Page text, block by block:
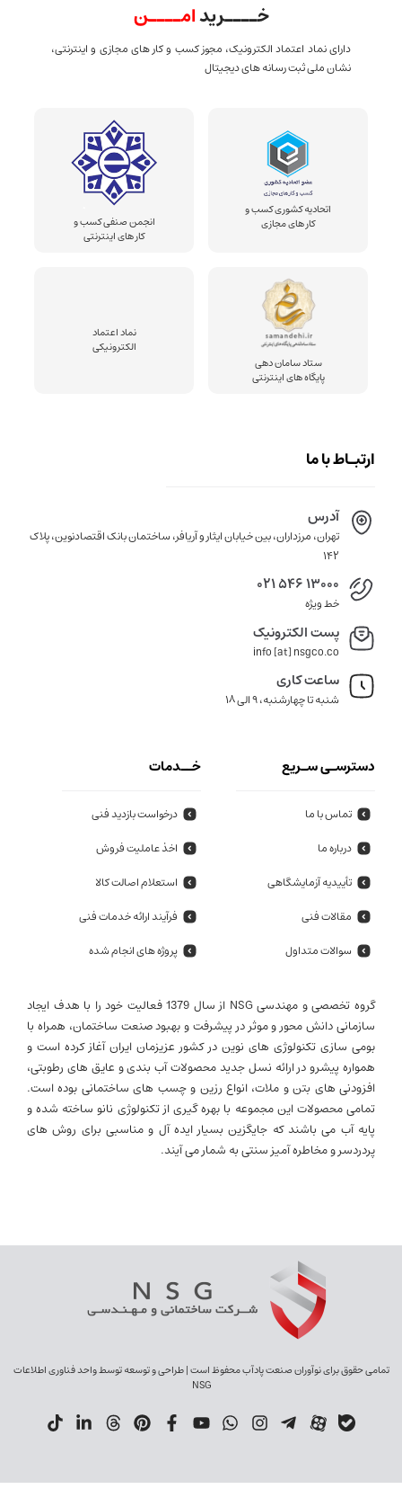
خــــریدامــــن
دارای نماد اعتماد الکترونیک، مجوز کسب و کار های مجازی و اینترنتی،
نشان ملی ثبت رسانه های دیجیتال
اتحادیه کشوری کسب و
کار های مجازی
انجمن صنفی کسب و
کار های اینترنتی
ستاد سامان دهی
پایگاه های اینترنتی
نماد اعتماد
الکترونیکی
ارتبـاط با ما
آدرس
تهران، مرزداران، بین خیابان ایثار و آریافر، ساختمان بانک اقتصادنوین، پلاک
142
021 546 13000
خط ویژه
پست الکترونیک
info [at] nsgco.co
ساعت کاری
شنبه تا چهارشنبه، 9 الی 18
دسترسـی سـریع
تماس با ما
درباره ما
تأییدیه آزمایشگاهی
مقالات فنی
سوالات متداول
خــدمات
درخواست بازدید فنی
اخذ عاملیت فروش
استعلام اصالت کالا
فرآیند ارائه خدمات فنی
پروژه های انجام شده
گروه تخصصی و مهندسی NSG از سال 1379 فعالیت خود را با هدف ایجاد
سازمانی دانش محور و موثر در پیشرفت و بهبود صنعت ساختمان، همراه با
بومی سازی تکنولوژی های نوین در کشور عزیزمان ایران آغاز کرده است و
همواره پیشرو در ارائه نسل جدید محصولات آب بندی و عایق های رطوبتی،
افزودنی های بتن و ملات، انواع رزین و چسب های ساختمانی بوده است.
تمامی محصولات این مجموعه با بهره گیری از تکنولوژی نانو ساخته شده و
پایه آب می باشند که جایگزین بسیار ایده آل و مناسبی برای روش های
پردردسر و مخاطره آمیز سنتی به شمار می آیند.
تمامی حقوق برای نوآوران صنعت پادآب محفوظ است | طراحی و توسعه توسط واحد فناوری اطلاعات
NSG